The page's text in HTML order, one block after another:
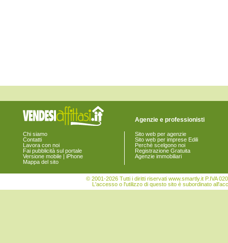
Mira
Musile di Piave
Noventa di Piave
Portogruaro
Pramaggiore
Quarto d'Altino
Salzano
San Donà di Piave
San Michele al Tagliamento
Santo Stino di Livenza
Chi siamo
Contatti
Lavora con noi
Fai pubblicità sul portale
Versione mobile | iPhone
Mappa del sito
Agenzie e professionisti
Sito web per agenzie
Sito web per imprese Edili
Perchè scelgono noi
Registrazione Gratuita
Agenzie immobiliari
© 2001-2026 Tutti i diritti riservati www.smartly.it P.IVA
L'accesso o l'utilizzo di questo sito è subordinato